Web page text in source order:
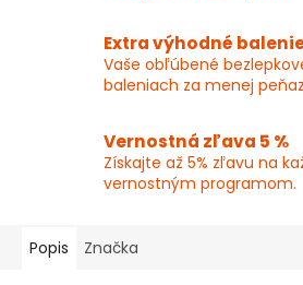
Extra výhodné
Vaše obľúbené
baleniach za menej
Vernostná zľava 5 %
Získajte až 5% zľavu na
vernostným programom.
Popis Značka